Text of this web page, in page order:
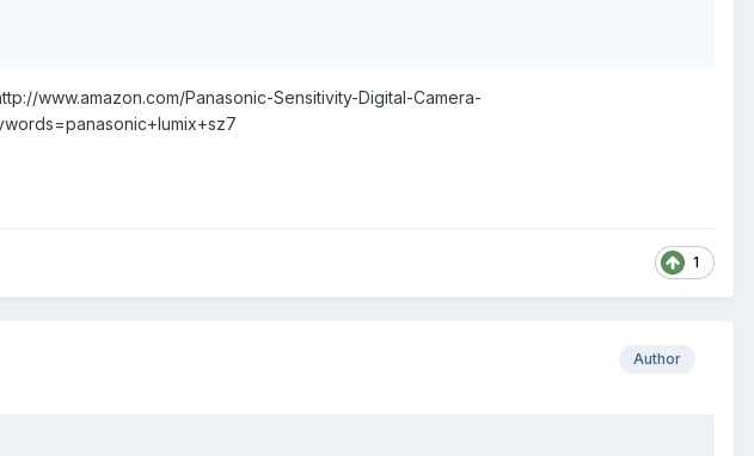
www.amazon.com/Panasonic-Sensitivity-Digital-Camera-
1
Author